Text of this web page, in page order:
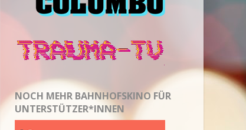
NOCH MEHR BAHNHOFSKINO FÜR
UNTERSTÜTZER*INNEN